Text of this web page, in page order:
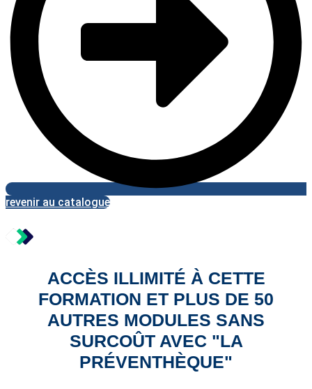
revenir au catalogue
ACCÈS ILLIMITÉ À CETTE
FORMATION ET PLUS DE 50
AUTRES MODULES SANS
SURCOÛT AVEC "LA
PRÉVENTHÈQUE"